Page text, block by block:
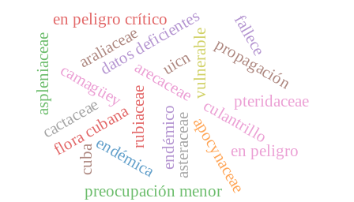
rubiaceae endémico
flora cubana
vulnerable
apocynaceae
datos deficientes
arecaceae
endémica
preocupación menor
cactaceae
camagüey propagación
culantrillo
en peligro crítico
pteridaceae
en peligro
fallece
araliaceae uicn
aspleniaceae
cuba asteraceae